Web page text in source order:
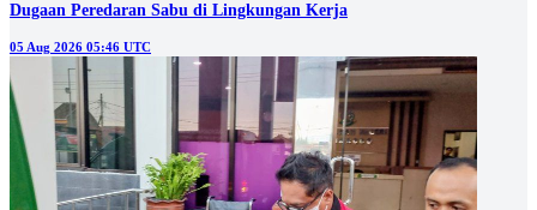
Dugaan Peredaran Sabu di Lingkungan Kerja
05 Aug 2026 05:46 UTC